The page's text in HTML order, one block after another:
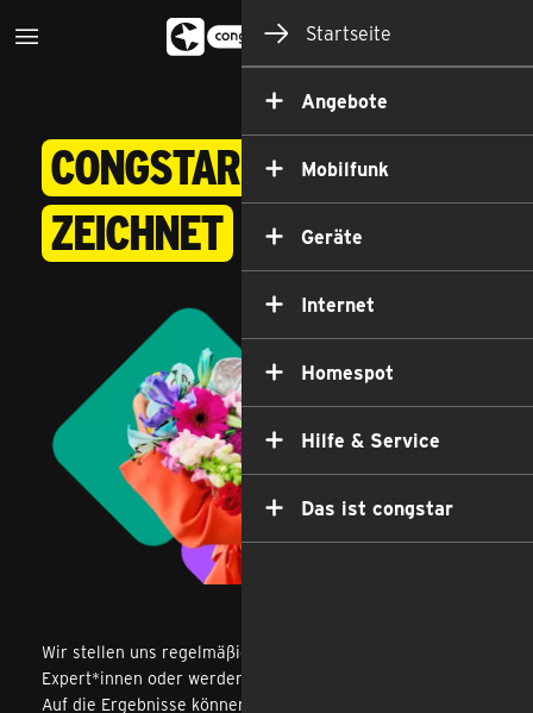
Startseite
Angebote
Mobilfunk
Geräte
Internet
Homespot
Hilfe & Service
Das ist congstar
congstar ist ausge­
zeichnet
Wir stellen uns regelmäßig den Tests unabhängiger
Expert*innen oder werden auch einfach mal so getestet.
Auf die Ergebnisse können wir stolz sein und zeigen sie